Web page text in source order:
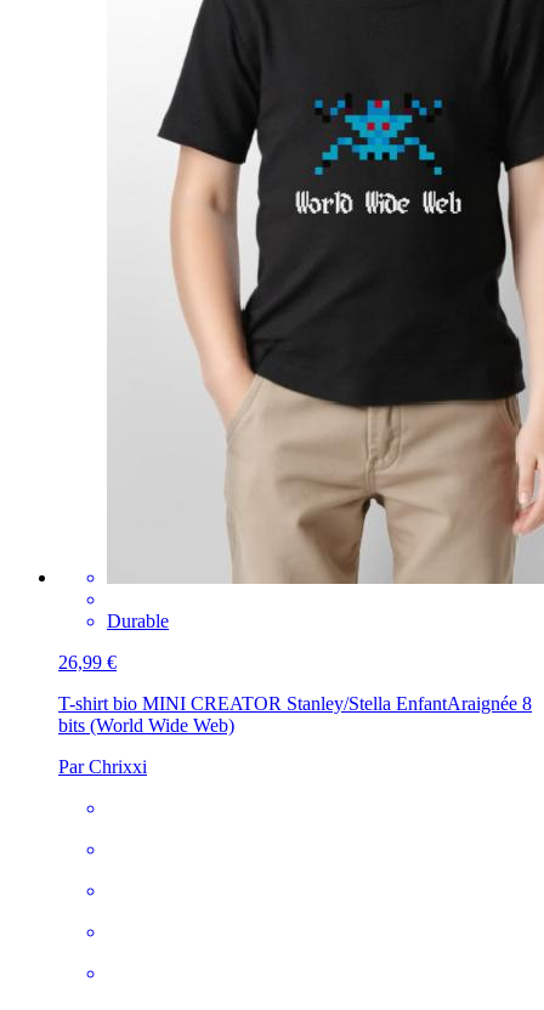
Durable
26,99 €
T-shirt bio MINI CREATOR Stanley/Stella EnfantAraignée 8
bits (World Wide Web)
Par Chrixxi